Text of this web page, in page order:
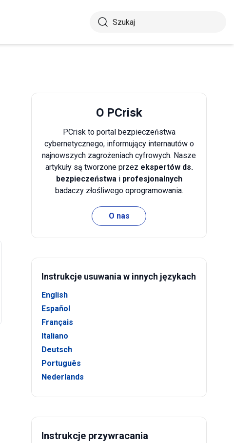
O PCrisk
PCrisk to portal bezpieczeństwa
cybernetycznego, informujący internautów o
najnowszych zagrożeniach cyfrowych. Nasze
artykuły są tworzone przez ekspertów ds.
bezpieczeństwai profesjonalnych
badaczy złośliwego oprogramowania.
O nas
Instrukcje usuwania w innych językach
English
Español
Français
Italiano
Deutsch
Português
Nederlands
Instrukcje przywracania